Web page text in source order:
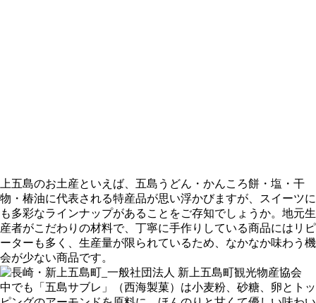
上五島のお土産といえば、五島うどん・かんころ餅・塩・干
物・椿油に代表される特産品が思い浮かびますが、スイーツに
も多彩なラインナップがあることをご存知でしょうか。地元生
産者がこだわりの材料で、丁寧に手作りしている商品にはリピ
ーターも多く、生産量が限られているため、なかなか味わう機
会が少ない商品です。
中でも「五島サブレ」（西海製菓）は小麦粉、砂糖、卵とトッ